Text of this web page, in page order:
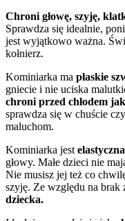
Chroni głowę, szyję,
Sprawdza się idealnie,
jest wyjątkowo ważna.
kołnierz.
Kominiarka ma płaskie
gniecie i nie uciska
chroni przed chłodem
sprawdza się w chuście
maluchom.
Kominiarka jest elastyczna
głowy. Małe dzieci nie
Nie musisz jej też co
szyję. Ze względu na brak
dziecka.